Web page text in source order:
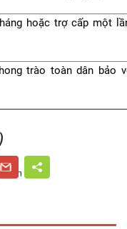
hoặc trợ cấp một
trào toàn dân bảo